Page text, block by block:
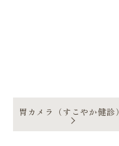
胃カメラ（すこやか健診）